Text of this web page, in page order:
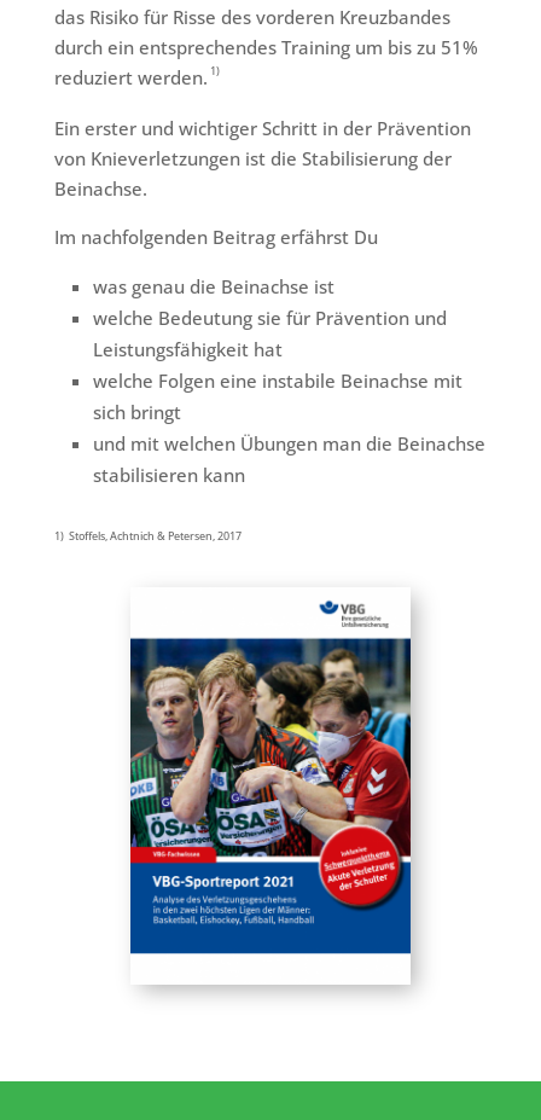
das Risiko für Risse des vorderen Kreuzbandes
durch ein entsprechendes Training um bis zu 51%
reduziert werden. 1)
Ein erster und wichtiger Schritt in der Prävention
von Knieverletzungen ist die Stabilisierung der
Beinachse.
Im nachfolgenden Beitrag erfährst Du
was genau die Beinachse ist
welche Bedeutung sie für Prävention und
Leistungsfähigkeit hat
welche Folgen eine instabile Beinachse mit
sich bringt
und mit welchen Übungen man die Beinachse
stabilisieren kann
1) Stoffels, Achtnich & Petersen, 2017